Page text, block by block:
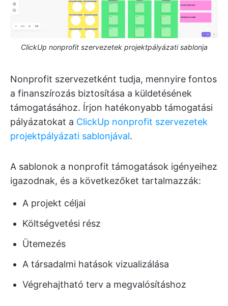
ClickUp nonprofit szervezetek projektpályázati sablonja
Nonprofit szervezetként tudja, mennyire fontos
a finanszírozás biztosítása a küldetésének
támogatásához. Írjon hatékonyabb támogatási
pályázatokat a ClickUp nonprofit szervezetek
projektpályázati sablonjával.
A sablonok a nonprofit támogatások igényeihez
igazodnak, és a következőket tartalmazzák:
A projekt céljai
Költségvetési rész
Ütemezés
A társadalmi hatások vizualizálása
Végrehajtható terv a megvalósításhoz